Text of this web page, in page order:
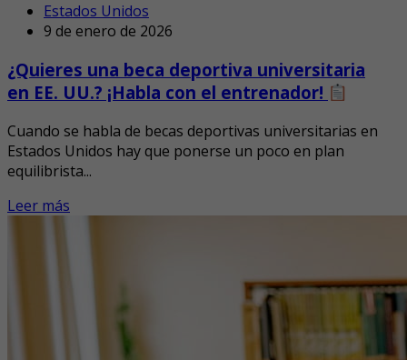
Estados Unidos
9 de enero de 2026
¿Quieres una beca deportiva universitaria
en EE. UU.? ¡Habla con el entrenador!
Cuando se habla de becas deportivas universitarias en
Estados Unidos hay que ponerse un poco en plan
equilibrista...
Leer más